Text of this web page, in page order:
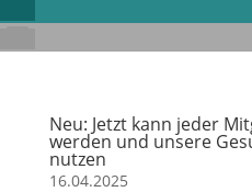
Neu: Jetzt kann jeder
werden und unsere
nutzen
16.04.2025